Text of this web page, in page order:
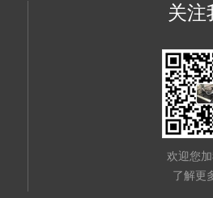
关注
欢迎您
了解更